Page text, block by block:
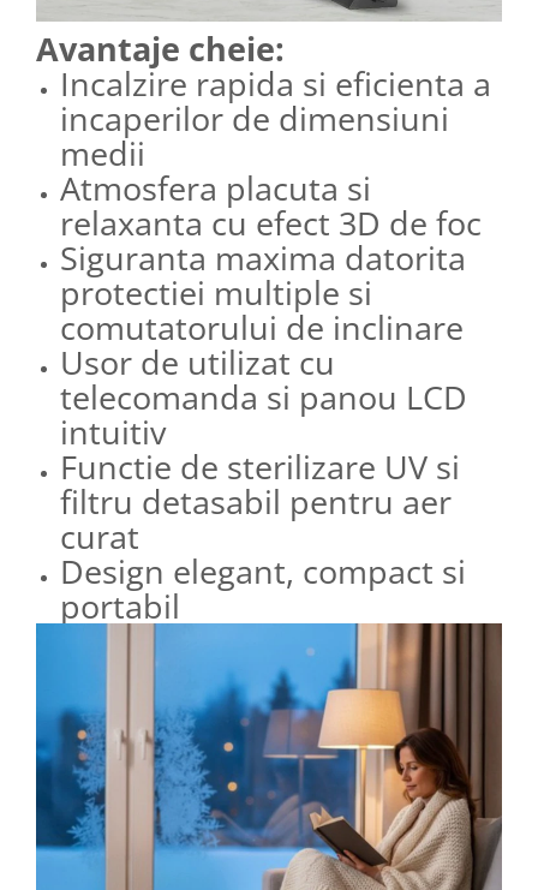
Avantaje cheie:
Incalzire rapida si eficienta a
incaperilor de dimensiuni
medii
Atmosfera placuta si
relaxanta cu efect 3D de foc
Siguranta maxima datorita
protectiei multiple si
comutatorului de inclinare
Usor de utilizat cu
telecomanda si panou LCD
intuitiv
Functie de sterilizare UV si
filtru detasabil pentru aer
curat
Design elegant, compact si
portabil